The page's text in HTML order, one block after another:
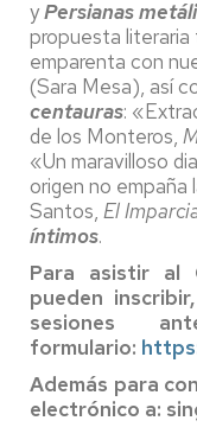
yPersianas
propuesta literaria
emparenta con
(Sara Mesa), así
centauras:
de los Monteros,
«Un maravilloso
origen no empaña
Santos, El
íntimos.
Para asistir al
pueden
sesiones
formulario:
Además para
electrónico a: